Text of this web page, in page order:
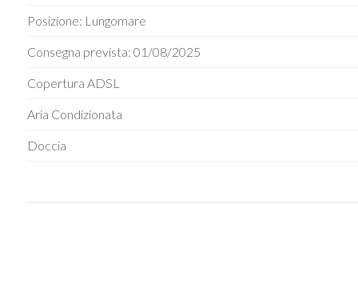
Posizione: Lungomare
Consegna prevista: 01/08/2025
Copertura ADSL
Aria Condizionata
Doccia